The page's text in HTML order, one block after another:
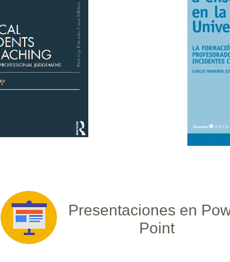
Presentaciones en
Point